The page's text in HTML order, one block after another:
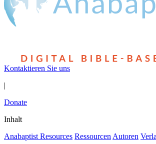
Kontaktieren Sie uns
|
Donate
Inhalt
Anabaptist Resources Ressourcen Autoren